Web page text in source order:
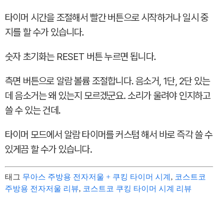
타이머 시간을 조절해서 빨간 버튼으로 시작하거나 일시 중
지를 할 수가 있습니다.
숫자 초기화는 RESET 버튼 누르면 됩니다.
측면 버튼으로 알람 볼륨 조절합니다. 음소거, 1단, 2단 있는
데 음소거는 왜 있는지 모르겠군요. 소리가 울려야 인지하고
쓸 수 있는 건데.
타이머 모드에서 알람 타이머를 커스텀 해서 바로 즉각 쓸 수
있게끔 할 수가 있습니다.
태그 무아스 주방용 전자저울 + 쿠킹 타이머 시계 , 코스트코
주방용 전자저울 리뷰, 코스트코 쿠킹 타이머 시계 리뷰